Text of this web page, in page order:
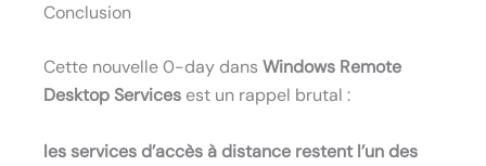
Conclusion
Cette nouvelle 0-day dans Windows Remote
Desktop Services est un rappel brutal :
les services d’accès à distance restent l’un des